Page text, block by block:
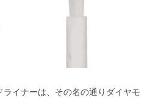
イナーは、その名の通りダイヤモ